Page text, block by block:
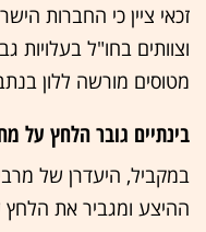
זכאי ציין כי החברות
וצוותים בחו"ל
מטוסים מורשה ללון
בינתיים גובר הלחץ על
במקביל, היעדרן של
ההיצע ומגביר את